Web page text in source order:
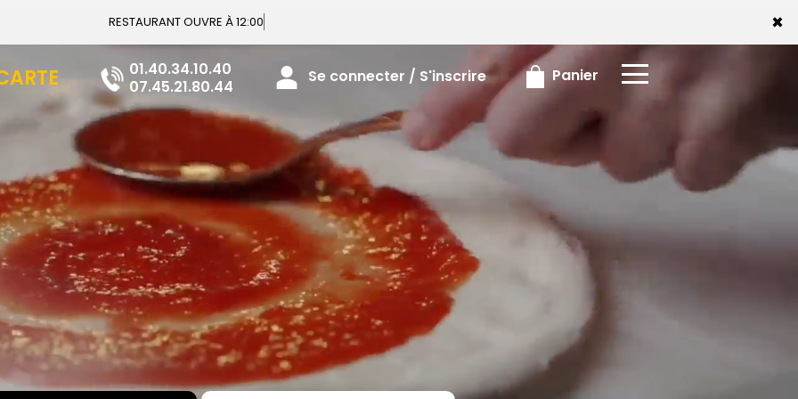
×
RESTAURANT OUVRE À 12:00
01.40.34.10.40
07.45.21.80.44
Se connecter / S'inscrire Panier
x